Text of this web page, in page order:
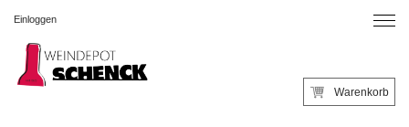
Einloggen
Warenkorb